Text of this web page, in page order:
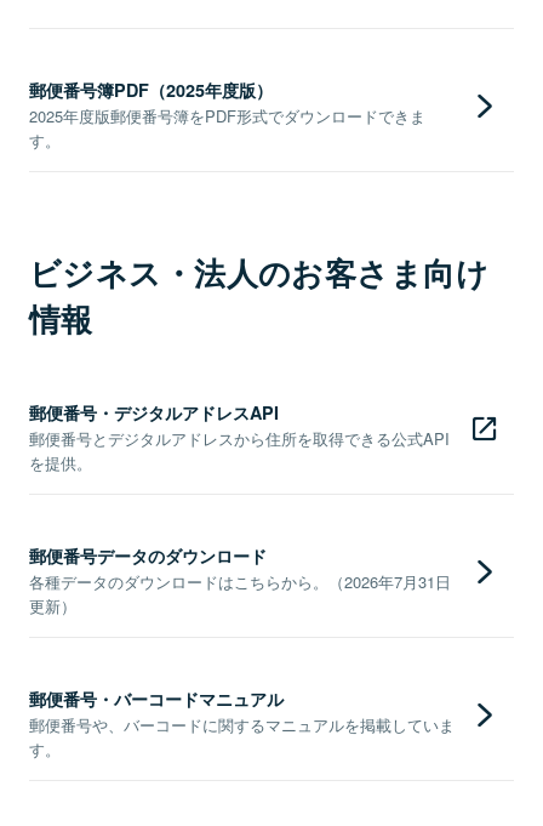
郵便番号簿PDF（2025年度版）
2025年度版郵便番号簿をPDF形式でダウンロードできま
す。
ビジネス・法人のお客さま向け
情報
郵便番号・デジタルアドレスAPI
郵便番号とデジタルアドレスから住所を取得できる公式API
を提供。
郵便番号データのダウンロード
各種データのダウンロードはこちらから。（2026年7月31日
更新）
郵便番号・バーコードマニュアル
郵便番号や、バーコードに関するマニュアルを掲載していま
す。